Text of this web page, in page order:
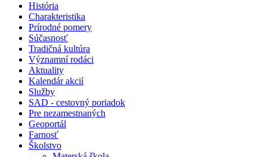
História
Charakteristika
Prírodné pomery
Súčasnosť
Tradičná kultúra
Významní rodáci
Aktuality
Kalendár akcií
Služby
SAD - cestovný poriadok
Pre nezamestnaných
Geoportál
Farnosť
Školstvo